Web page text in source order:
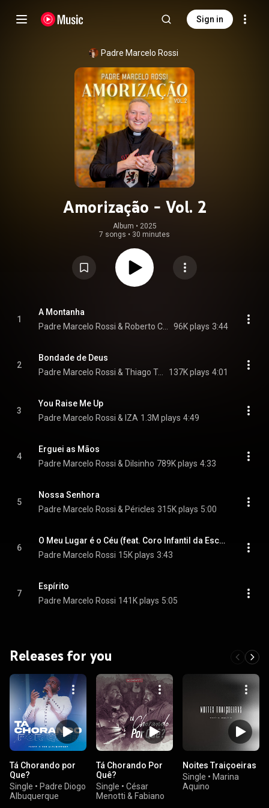
Sign in
Padre Marcelo Rossi
Amorização - Vol. 2
Album • 2025
7 songs • 30 minutes
1
A Montanha
96K plays 3:44
2
Bondade de Deus
Padre Marcelo Rossi & Thiago Tomé
137K plays 4:01
3
You Raise Me Up
Padre Marcelo Rossi & IZA 1.3M plays 4:49
4
Erguei as Mãos
Padre Marcelo Rossi & Dilsinho 789K plays 4:33
5
Nossa Senhora
Padre Marcelo Rossi & Péricles 315K plays 5:00
6
O Meu Lugar é o Céu (feat. Coro Infantil da Escola de Música da Rocinha)
Padre Marcelo Rossi 15K plays 3:43
7
Espírito
Padre Marcelo Rossi 141K plays 5:05
Releases for you
Tá Chorando por
Que?
Single • Padre Diogo
Albuquerque
Tá Chorando Por
Quê?
Single • César
Menotti & Fabiano
Noites Traiçoeiras
Single • Marina
Aquino